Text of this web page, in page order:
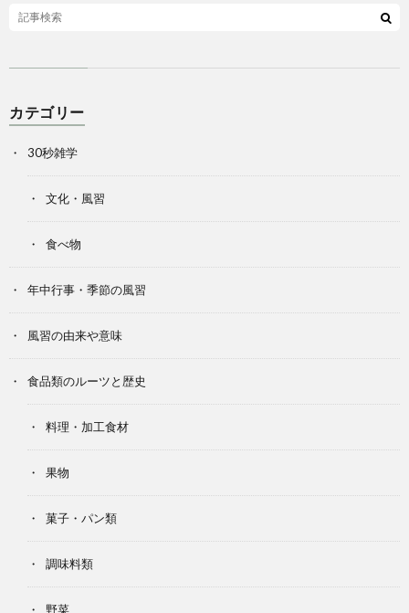
カテゴリー
30秒雑学
文化・風習
食べ物
年中行事・季節の風習
風習の由来や意味
食品類のルーツと歴史
料理・加工食材
果物
菓子・パン類
調味料類
野菜